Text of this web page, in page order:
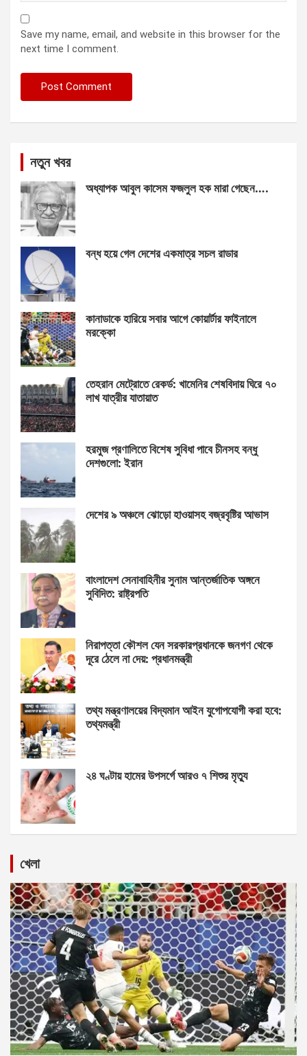
Save my name, email, and website in this browser for the
next time I comment.
নতুন খবর
অধ্যাপক আবুল কাসেম ফজলুল হক মারা গেছেন….
বন্ধ হয়ে গেল দেশের একমাত্র সচল রাডার
কানাডাকে হারিয়ে সবার আগে কোয়ার্টার ফাইনালে
মরক্কো
তেহরান মেট্রোতে রেকর্ড: খামেনির শেষবিদায় ঘিরে ৭০
লাখ যাত্রীর যাতায়াত
হরমুজ প্রণালিতে বিশেষ সুবিধা পাবে চীনসহ বন্ধু
দেশগুলো: ইরান
দেশের ৯ অঞ্চলে ঝোড়ো হাওয়াসহ বজ্রবৃষ্টির আভাস
বাংলাদেশ সেনাবাহিনীর সুনাম আন্তর্জাতিক অঙ্গনে
সুবিদিত: রাষ্ট্রপতি
নিরাপত্তা কৌশল যেন সরকারপ্রধানকে জনগণ থেকে
দূরে ঠেলে না দেয়: প্রধানমন্ত্রী
তথ্য মন্ত্রণালয়ের বিদ্যমান আইন যুগোপযোগী করা হবে:
তথ্যমন্ত্রী
২৪ ঘণ্টায় হামের উপসর্গে আরও ৭ শিশুর মৃত্যু
খেলা